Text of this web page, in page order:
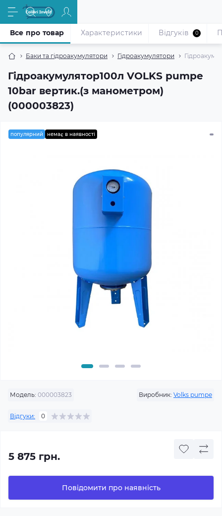
Баки та гідроакумулятори Гідроакумулятори
Гідроакумулятор100л VOLKS pumpe
10bar вертик.(з манометром)
(000003823)
Все про товар Характеристики Відгуків 0
популярний немає в наявності
Модель: 000003823 Виробник: Volks pumpe
Відгуки: 0
5 875 грн.
Повідомити про наявність